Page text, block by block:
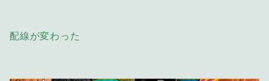
配線が変わった